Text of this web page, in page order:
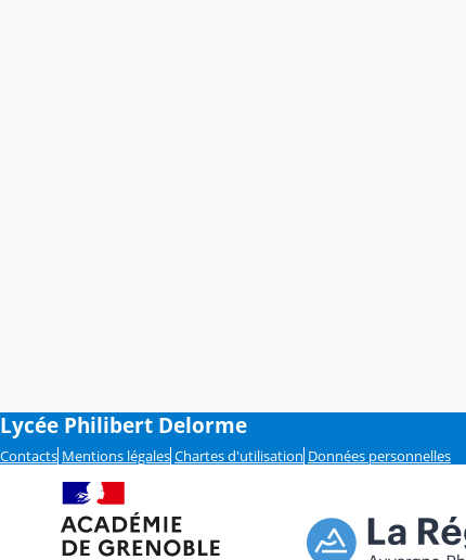
Lycée Philibert Delorme
Contacts Mentions légales Chartes d'utilisation Données personnelles